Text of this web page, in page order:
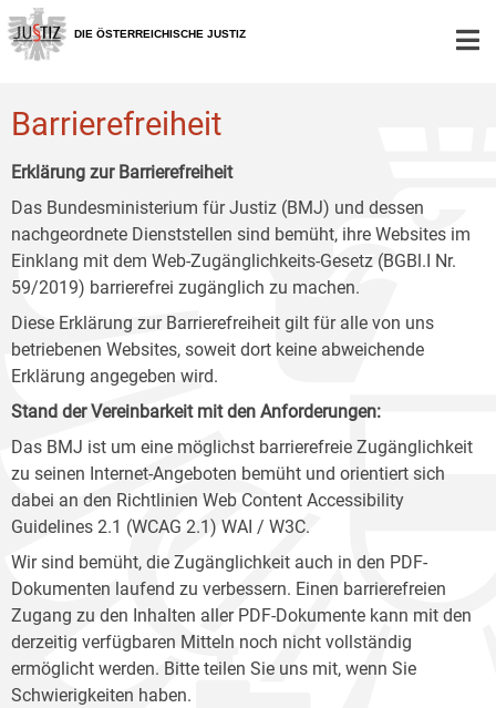
Zur
Hauptnavigation
[1]
Zum
Inhalt
[2]
Zum
Untermenü
[3]
DIE ÖSTERREICHISCHE JUSTIZ
Barrierefreiheit
Erklärung zur Barrierefreiheit
Das Bundesministerium für Justiz (BMJ) und dessen
nachgeordnete Dienststellen sind bemüht, ihre Websites im
Einklang mit dem Web-Zugänglichkeits-Gesetz (BGBl.I Nr.
59/2019) barrierefrei zugänglich zu machen.
Diese Erklärung zur Barrierefreiheit gilt für alle von uns
betriebenen Websites, soweit dort keine abweichende
Erklärung angegeben wird.
Stand der Vereinbarkeit mit den Anforderungen:
Das BMJ ist um eine möglichst barrierefreie Zugänglichkeit
zu seinen Internet-Angeboten bemüht und orientiert sich
dabei an den Richtlinien Web Content Accessibility
Guidelines 2.1 (WCAG 2.1) WAI / W3C.
Wir sind bemüht, die Zugänglichkeit auch in den PDF-
Dokumenten laufend zu verbessern. Einen barrierefreien
Zugang zu den Inhalten aller PDF-Dokumente kann mit den
derzeitig verfügbaren Mitteln noch nicht vollständig
ermöglicht werden. Bitte teilen Sie uns mit, wenn Sie
Schwierigkeiten haben.